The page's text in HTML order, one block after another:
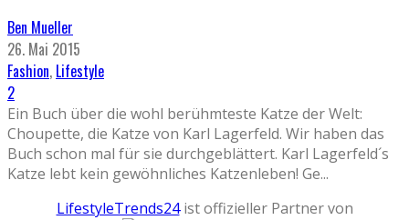
Ben Mueller
26. Mai 2015
Fashion, Lifestyle
2
Ein Buch über die wohl berühmteste Katze der Welt:
Choupette, die Katze von Karl Lagerfeld. Wir haben das
Buch schon mal für sie durchgeblättert. Karl Lagerfeld´s
Katze lebt kein gewöhnliches Katzenleben! Ge...
LifestyleTrends24ist offizieller Partner von